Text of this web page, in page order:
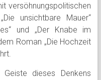
versöhnungspolitischen
unsichtbare Mauer“
und „Der Knabe im
Roman „Die Hochzeit
dieses Denkens